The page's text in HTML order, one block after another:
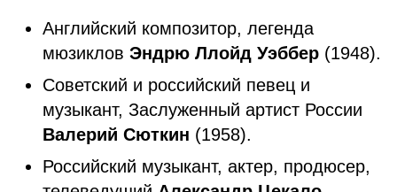
Английский композитор, легенда
мюзиклов Эндрю Ллойд Уэббер (1948).
Советский и российский певец и
музыкант, Заслуженный артист России
Валерий Сюткин (1958).
Российский музыкант, актер, продюсер,